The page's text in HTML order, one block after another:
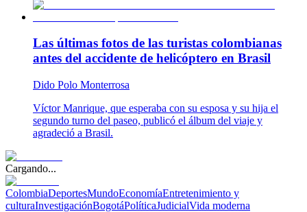
Las últimas fotos de las turistas colombianas
antes del accidente de helicóptero en Brasil
Dido Polo Monterrosa
Víctor Manrique, que esperaba con su esposa y su hija el
segundo turno del paseo, publicó el álbum del viaje y
agradeció a Brasil.
Cargando...
ColombiaDeportesMundoEconomíaEntretenimiento y
culturaInvestigaciónBogotáPolíticaJudicialVida moderna